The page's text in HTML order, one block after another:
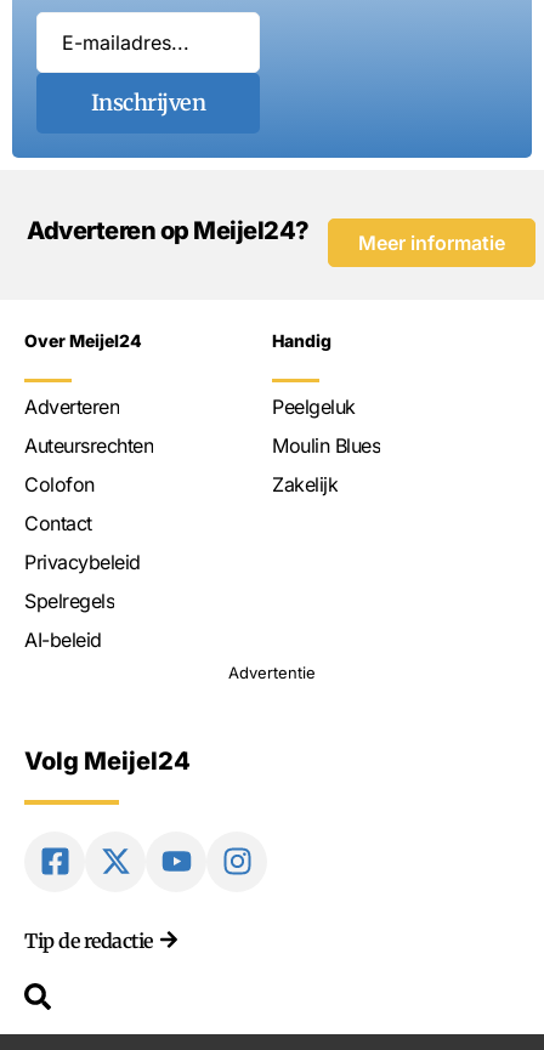
Inschrijven
Adverteren op Meijel24? Meer informatie
Over Meijel24
Adverteren
Auteursrechten
Colofon
Contact
Privacybeleid
Spelregels
AI-beleid
Handig
Peelgeluk
Moulin Blues
Zakelijk
Advertentie
Volg Meijel24
Tip de redactie